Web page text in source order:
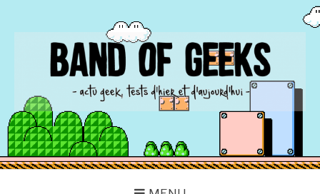
BAND OF GEEKS
Actu Geek d'hier et d'aujourd'hui